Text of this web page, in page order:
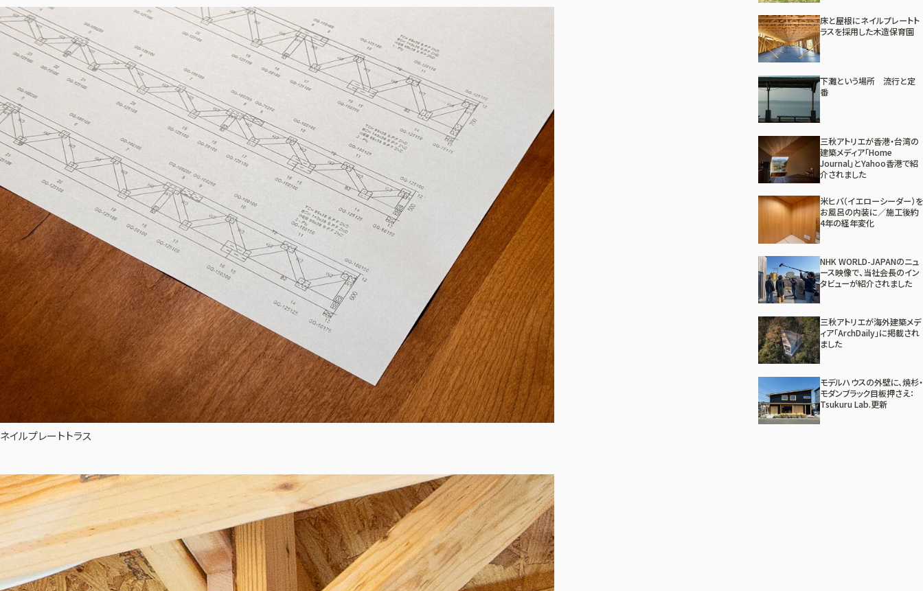
ネイルプレートトラス
床と屋根にネイルプレートト
ラスを採用した木造保育園
下灘という場所 流行と定
番
三秋アトリエが香港・台湾の
建築メディア「Home
Journal」とYahoo香港で紹
介されました
米ヒバ（イエローシーダー）を
お風呂の内装に／施工後約
4年の経年変化
NHK WORLD-JAPANのニュ
ース映像で、当社会長のイン
タビューが紹介されました
三秋アトリエが海外建築メデ
ィア「ArchDaily」に掲載され
ました
モデルハウスの外壁に、焼杉・
モダンブラック目板押さえ：
Tsukuru Lab.更新